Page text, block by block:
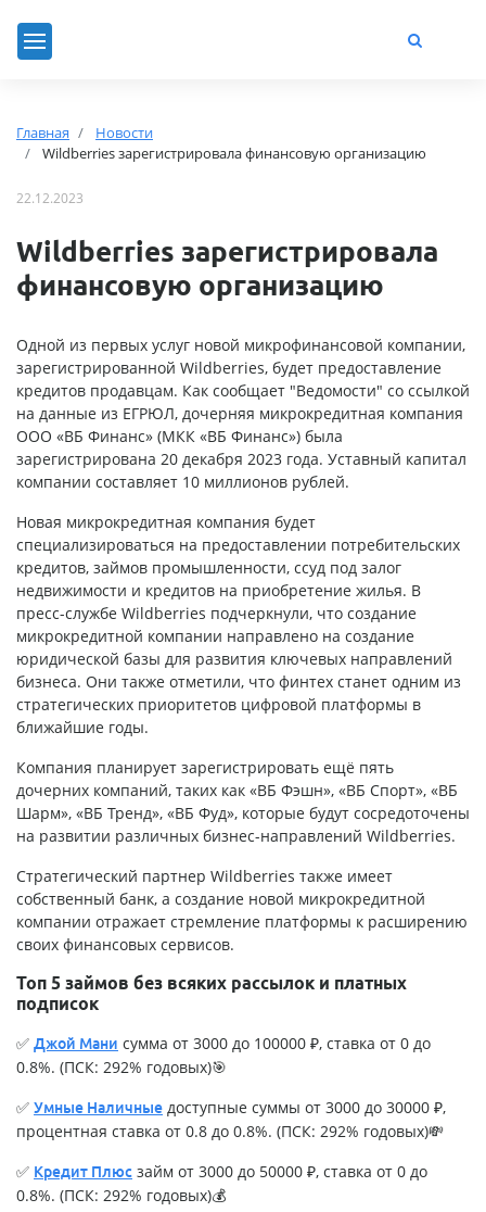
Главная
Новости
Wildberries зарегистрировала финансовую организацию
22.12.2023
Wildberries зарегистрировала
финансовую организацию
Одной из первых услуг новой микрофинансовой компании,
зарегистрированной Wildberries, будет предоставление
кредитов продавцам. Как сообщает "Ведомости" со ссылкой
на данные из ЕГРЮЛ, дочерняя микрокредитная компания
ООО «ВБ Финанс» (МКК «ВБ Финанс») была
зарегистрирована 20 декабря 2023 года. Уставный капитал
компании составляет 10 миллионов рублей.
Новая микрокредитная компания будет
специализироваться на предоставлении потребительских
кредитов, займов промышленности, ссуд под залог
недвижимости и кредитов на приобретение жилья. В
пресс-службе Wildberries подчеркнули, что создание
микрокредитной компании направлено на создание
юридической базы для развития ключевых направлений
бизнеса. Они также отметили, что финтех станет одним из
стратегических приоритетов цифровой платформы в
ближайшие годы.
Компания планирует зарегистрировать ещё пять
дочерних компаний, таких как «ВБ Фэшн», «ВБ Спорт», «ВБ
Шарм», «ВБ Тренд», «ВБ Фуд», которые будут сосредоточены
на развитии различных бизнес-направлений Wildberries.
Стратегический партнер Wildberries также имеет
собственный банк, а создание новой микрокредитной
компании отражает стремление платформы к расширению
своих финансовых сервисов.
Топ 5 займов без всяких рассылок и платных
подписок
✅ Джой Мани сумма от 3000 до 100000 ₽, ставка от 0 до
0.8%. (ПСК: 292% годовых)🎯
✅ Умные Наличные доступные суммы от 3000 до 30000 ₽,
процентная ставка от 0.8 до 0.8%. (ПСК: 292% годовых)💸
✅ Кредит Плюс займ от 3000 до 50000 ₽, ставка от 0 до
0.8%. (ПСК: 292% годовых)💰